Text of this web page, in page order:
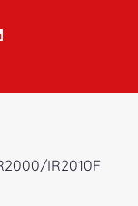
IR2010F